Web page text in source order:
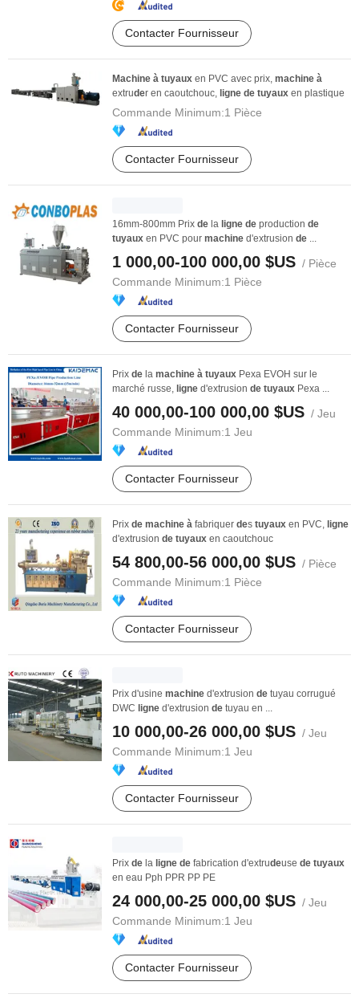
Contacter Fournisseur
Machine à tuyaux en PVC avec prix, machine à
extruder en caoutchouc, ligne de tuyaux en plastique
Commande Minimum:1 Pièce
Contacter Fournisseur
16mm-800mm Prix de la ligne de production de
tuyaux en PVC pour machine d'extrusion de ...
1 000,00-100 000,00 $US / Pièce
Commande Minimum:1 Pièce
Contacter Fournisseur
Prix de la machine à tuyaux Pexa EVOH sur le
marché russe, ligne d'extrusion de tuyaux Pexa ...
40 000,00-100 000,00 $US / Jeu
Commande Minimum:1 Jeu
Contacter Fournisseur
Prix de machine à fabriquer des tuyaux en PVC, ligne
d'extrusion de tuyaux en caoutchouc
54 800,00-56 000,00 $US / Pièce
Commande Minimum:1 Pièce
Contacter Fournisseur
Prix d'usine machine d'extrusion de tuyau corrugué
DWC ligne d'extrusion de tuyau en ...
10 000,00-26 000,00 $US / Jeu
Commande Minimum:1 Jeu
Contacter Fournisseur
Prix de la ligne de fabrication d'extrudeuse de tuyaux
en eau Pph PPR PP PE
24 000,00-25 000,00 $US / Jeu
Commande Minimum:1 Jeu
Contacter Fournisseur